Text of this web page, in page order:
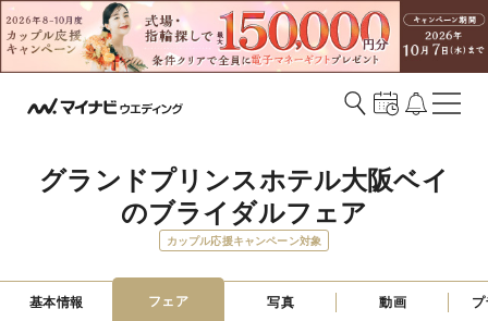
グランドプリンスホテル大阪ベイ
のブライダルフェア
カップル応援キャンペーン対象
基本情報 フェア 写真 動画